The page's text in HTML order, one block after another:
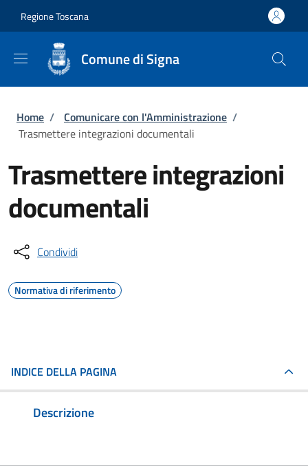
Regione Toscana
Comune di Signa
Briciole di pane
Home / Comunicare con l'Amministrazione /
Trasmettere integrazioni documentali
Trasmettere integrazioni
documentali
Condividi
Normativa di riferimento
INDICE DELLA PAGINA
Descrizione